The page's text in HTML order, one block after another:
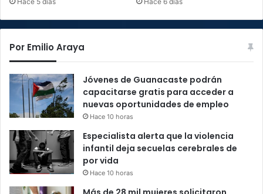
Por Emilio Araya
Jóvenes de Guanacaste podrán
capacitarse gratis para acceder a
nuevas oportunidades de empleo
Hace 10 horas
Especialista alerta que la violencia
infantil deja secuelas cerebrales de
por vida
Hace 10 horas